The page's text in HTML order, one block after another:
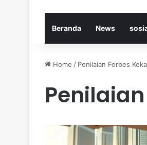
Beranda News
Home / Penilaian Forbes